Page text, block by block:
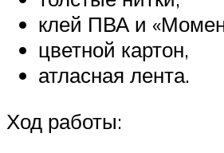
клей ПВА и
цветной картон,
атласная лента.
Ход работы: